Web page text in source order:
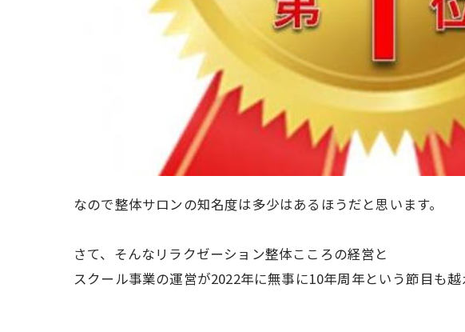
なので整体サロンの知名度は多少はあるほうだと思います。
さて、そんなリラクゼーション整体こころの経営と
スクール事業の運営が2022年に無事に10年周年という節目も越